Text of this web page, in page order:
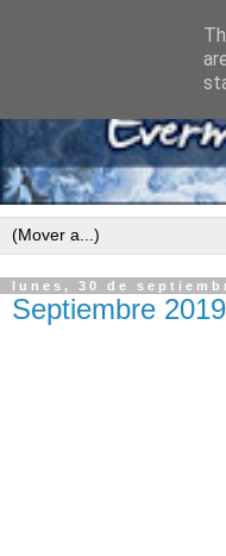
lunes, 30 de
Septiembre 2019